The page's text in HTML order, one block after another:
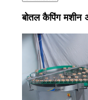
बोतल कैपिंग मशीन